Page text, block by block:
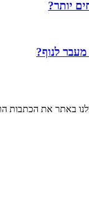
יותר?
לנוף?
באתר את הכתבות